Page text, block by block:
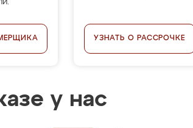
УЗНАТЬ О РАССРОЧКЕ
у нас